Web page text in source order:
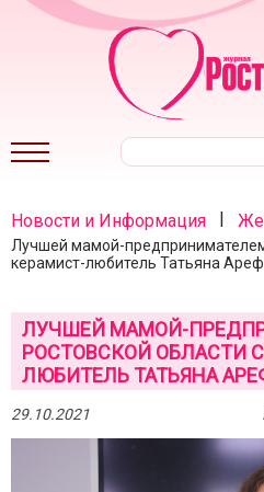
Новости и Информация |
Лучшей мамой-
керамист-любитель Татьяна
ЛУЧШЕЙ МАМОЙ-
РОСТОВСКОЙ ОБЛАСТИ
ЛЮБИТЕЛЬ ТАТЬЯНА
29.10.2021